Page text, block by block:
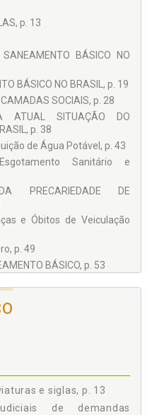
p. 13
BÁSICO NO
BÁSICO NO BRASIL, p. 19
SOCIAIS, p. 28
ATUAL SITUAÇÃO DO
p. 38
de Água Potável, p. 43
Sanitário e
PRECARIEDADE DE
e Óbitos de Veiculação
p. 49
BÁSICO, p. 53
DE DIRETRIZES
BÁSICO E POLÍTICA
ECONÔMICOS E
FUNDAMENTAIS, p.
e siglas, p. 13
de demandas